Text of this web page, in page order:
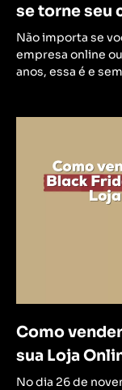
se torne seu
Não importa se
empresa online
anos, essa é e
Como
sua Loja
No dia 26 de